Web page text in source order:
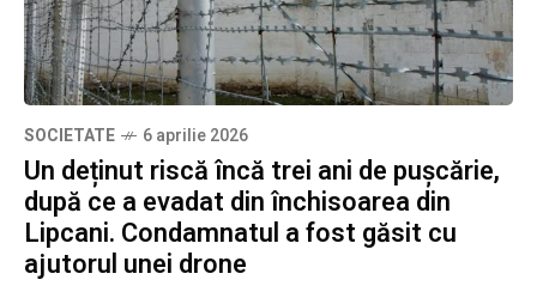
SOCIETATE 6 aprilie 2026
Un deținut riscă încă trei ani de pușcărie,
după ce a evadat din închisoarea din
Lipcani. Condamnatul a fost găsit cu
ajutorul unei drone